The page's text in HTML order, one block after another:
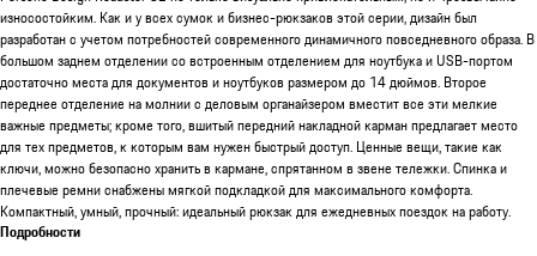
износостойким. Как и у всех сумок и бизнес-рюкзаков этой серии, дизайн был
разработан с учетом потребностей современного динамичного повседневного образа. В
большом заднем отделении со встроенным отделением для ноутбука и USB-портом
достаточно места для документов и ноутбуков размером до 14 дюймов. Второе
переднее отделение на молнии с деловым органайзером вместит все эти мелкие
важные предметы; кроме того, вшитый передний накладной карман предлагает место
для тех предметов, к которым вам нужен быстрый доступ. Ценные вещи, такие как
ключи, можно безопасно хранить в кармане, спрятанном в звене тележки. Спинка и
плечевые ремни снабжены мягкой подкладкой для максимального комфорта.
Компактный, умный, прочный: идеальный рюкзак для ежедневных поездок на работу.
Подробности